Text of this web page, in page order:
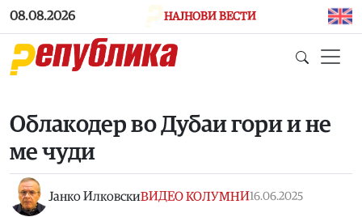
Skip to main content
08.08.2026 НАЈНОВИ ВЕСТИ
Облакодер во Дубаи гори и не
ме чуди
Јанко ИлковскиВИДЕО КОЛУМНИ16.06.2025